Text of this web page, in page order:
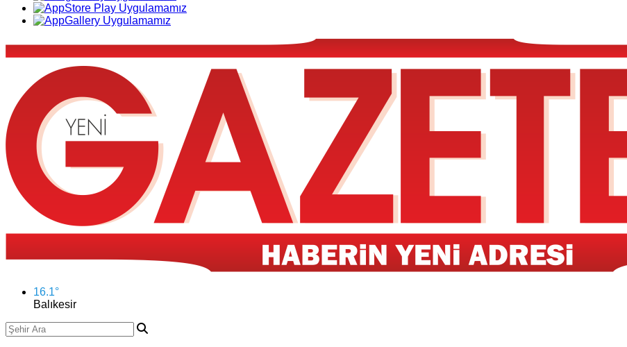
16.1°
Balıkesir